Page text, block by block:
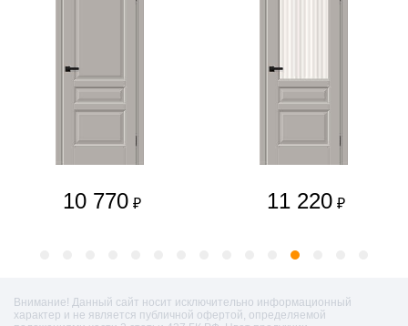
10 770 ₽ 11 220 ₽
Внимание! Данный сайт носит исключительно информационный
характер и не является публичной офертой, определяемой